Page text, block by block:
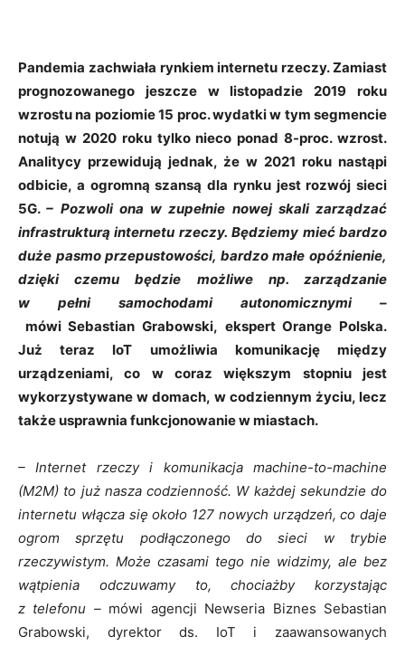
Pandemia zachwiała rynkiem internetu rzeczy. Zamiast
prognozowanego jeszcze w listopadzie 2019 roku
wzrostu na poziomie 15 proc. wydatki w tym segmencie
notują w 2020 roku tylko nieco ponad 8-proc. wzrost.
Analitycy przewidują jednak, że w 2021 roku nastąpi
odbicie, a ogromną szansą dla rynku jest rozwój sieci
5G.– Pozwoli ona w zupełnie nowej skali zarządzać
infrastrukturą internetu rzeczy. Będziemy mieć bardzo
duże pasmo przepustowości, bardzo małe opóźnienie,
dzięki czemu będzie możliwe np. zarządzanie
w pełni samochodami autonomicznymi –
mówi Sebastian Grabowski, ekspert Orange Polska.
Już teraz IoT umożliwia komunikację między
urządzeniami, co w coraz większym stopniu jest
wykorzystywane w domach, w codziennym życiu, lecz
także usprawnia funkcjonowanie w miastach.
– Internet rzeczy i komunikacja machine-to-machine
(M2M) to już nasza codzienność. W każdej sekundzie do
internetu włącza się około 127 nowych urządzeń, co daje
ogrom sprzętu podłączonego do sieci w trybie
rzeczywistym. Może czasami tego nie widzimy, ale bez
wątpienia odczuwamy to, chociażby korzystając
z telefonu –mówi agencji Newseria Biznes Sebastian
Grabowski, dyrektor ds. IoT i zaawansowanych